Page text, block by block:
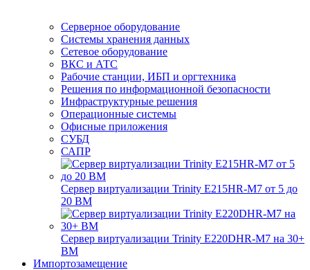
Серверное оборудование
Системы хранения данных
Сетевое оборудование
ВКС и АТС
Рабочие станции, ИБП и оргтехника
Решения по информационной безопасности
Инфраструктурные решения
Операционные системы
Офисные приложения
СУБД
САПР
Сервер виртуализации Trinity E215HR-M7 от 5 до
20 ВМ
Сервер виртуализации Trinity E220DHR-M7 на 30+
ВМ
Импортозамещение